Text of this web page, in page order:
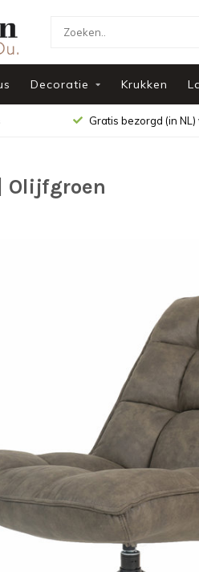
Decoratie Krukken
Gratis bezorgd (in
Olijfgroen